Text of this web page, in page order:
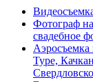
Фотограф на
свадебное
Туре,